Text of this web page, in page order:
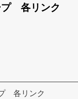
各リンク
各リンク